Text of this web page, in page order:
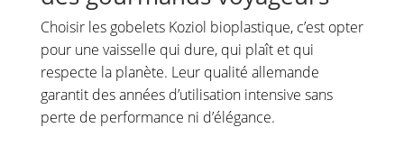
Choisir les gobelets Koziol bioplastique, c’est opter
pour une vaisselle qui dure, qui plaît et qui
respecte la planète. Leur qualité allemande
garantit des années d’utilisation intensive sans
perte de performance ni d’élégance.